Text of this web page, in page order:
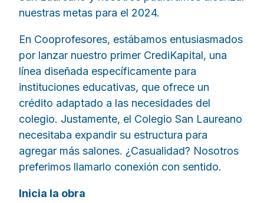
nuestras metas para el 2024.
En Cooprofesores, estábamos entusiasmados
por lanzar nuestro primer CrediKapital, una
línea diseñada específicamente para
instituciones educativas, que ofrece un
crédito adaptado a las necesidades del
colegio. Justamente, el Colegio San Laureano
necesitaba expandir su estructura para
agregar más salones. ¿Casualidad? Nosotros
preferimos llamarlo conexión con sentido.
Inicia la obra